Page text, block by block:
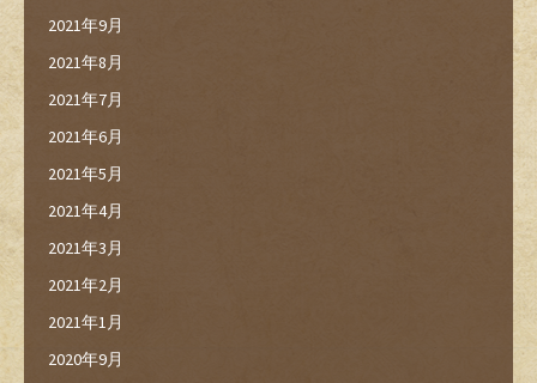
2021年9月
2021年8月
2021年7月
2021年6月
2021年5月
2021年4月
2021年3月
2021年2月
2021年1月
2020年9月